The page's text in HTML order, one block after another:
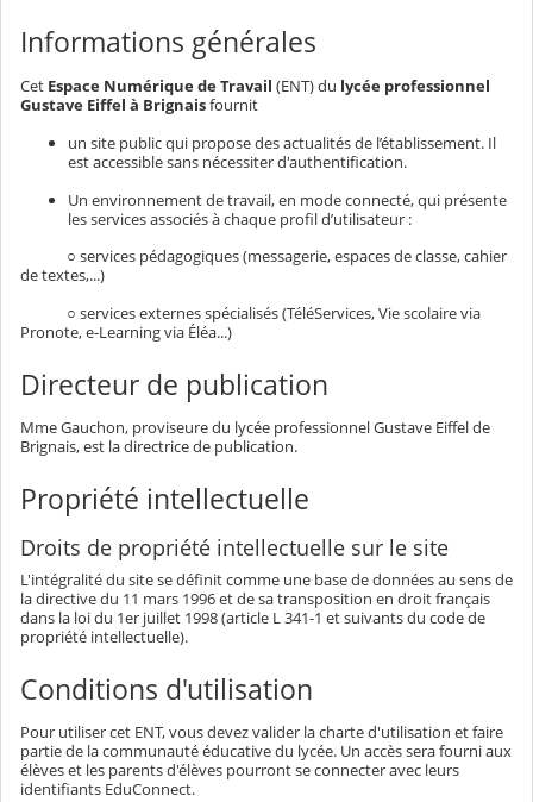
Informations générales
Cet Espace Numérique de Travail (ENT) du lycée professionnel
Gustave Eiffel à Brignaisfournit
un site public qui propose des actualités de l’établissement. Il
est accessible sans nécessiter d'authentification.
Un environnement de travail, en mode connecté, qui présente
les services associés à chaque profil d’utilisateur :
○ services pédagogiques (messagerie, espaces de classe, cahier
de textes,...)
○ services externes spécialisés (TéléServices, Vie scolaire via
Pronote, e-Learning via Éléa...)
Directeur de publication
Mme Gauchon, proviseure du lycée professionnel Gustave Eiffel de
Brignais, est la directrice de publication.
Propriété intellectuelle
Droits de propriété intellectuelle sur le site
L'intégralité du site se définit comme une base de données au sens de
la directive du 11 mars 1996 et de sa transposition en droit français
dans la loi du 1er juillet 1998 (article L 341-1 et suivants du code de
propriété intellectuelle).
Conditions d'utilisation
Pour utiliser cet ENT, vous devez valider la charte d'utilisation et faire
partie de la communauté éducative du lycée. Un accès sera fourni aux
élèves et les parents d'élèves pourront se connecter avec leurs
identifiants EduConnect.